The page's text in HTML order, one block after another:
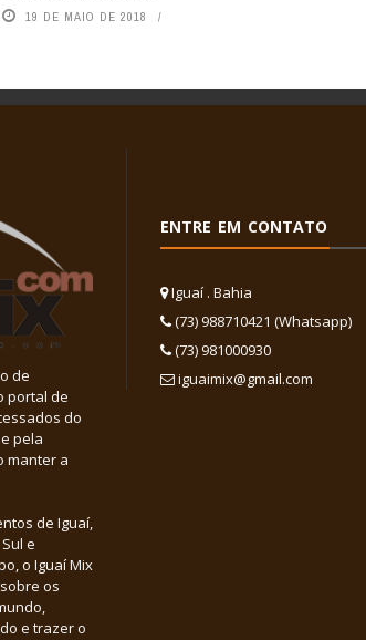
19 DE MAIO DE 2018
de
portal de
do
pela
manter a
de Iguaí,
e
o Iguaí Mix
os
e trazer o
ENTRE EM CONTATO
Iguaí . Bahia
(73) 988710421 (Whatsapp)
(73) 981000930
iguaimix@gmail.com